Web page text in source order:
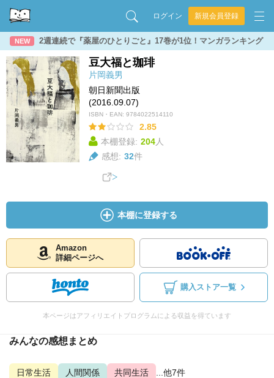
ログイン 新規会員登録
NEW 2週連続で『薬屋のひとりごと』17巻が1位！マンガランキング
豆大福と珈琲
片岡義男
朝日新聞出版
(2016.09.07)
ISBN・EAN: 9784022514110
2.85
本棚登録: 204人
感想: 32件
本棚に登録する
Amazon
詳細ページへ
購入ストア一覧
本ページはアフィリエイトプログラムによる収益を得ています
みんなの感想まとめ
日常生活 人間関係 共同生活 ...他7件